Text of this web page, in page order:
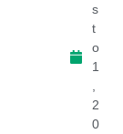
s
t
o
1
2
0